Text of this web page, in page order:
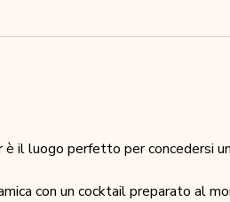
il luogo perfetto per concedersi
con un cocktail preparato al